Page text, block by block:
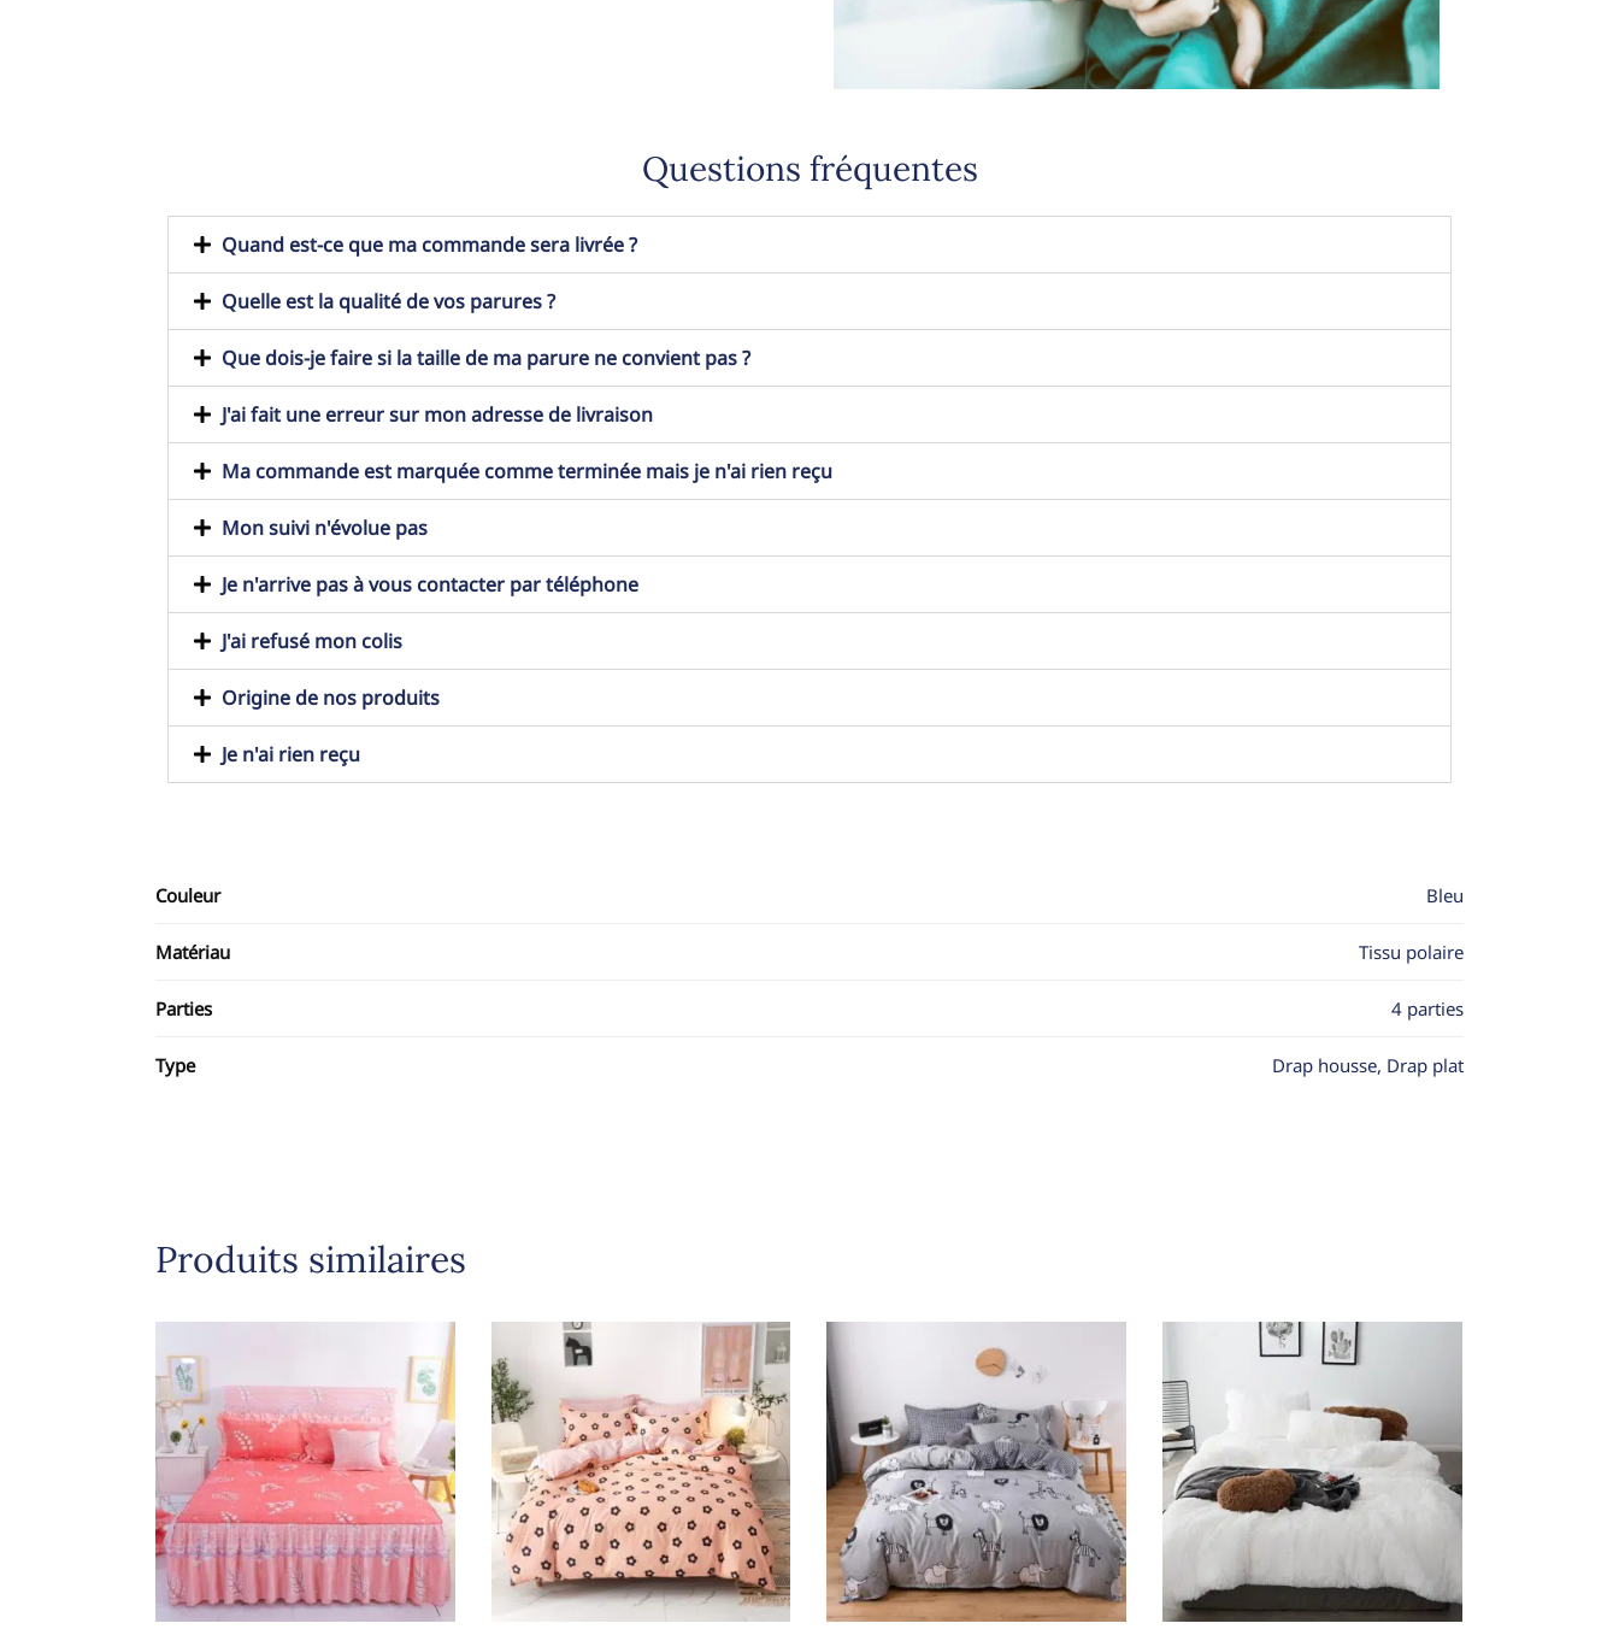
Questions fréquentes
Quand est-ce que ma commande sera livrée ?
Quelle est la qualité de vos parures ?
Que dois-je faire si la taille de ma parure ne convient pas ?
J'ai fait une erreur sur mon adresse de livraison
Ma commande est marquée comme terminée mais je n'ai rien reçu
Mon suivi n'évolue pas
Je n'arrive pas à vous contacter par téléphone
J'ai refusé mon colis
Origine de nos produits
Je n'ai rien reçu
Couleur Bleu
Matériau Tissu polaire
Parties 4 parties
Type Drap housse, Drap plat
Produits similaires